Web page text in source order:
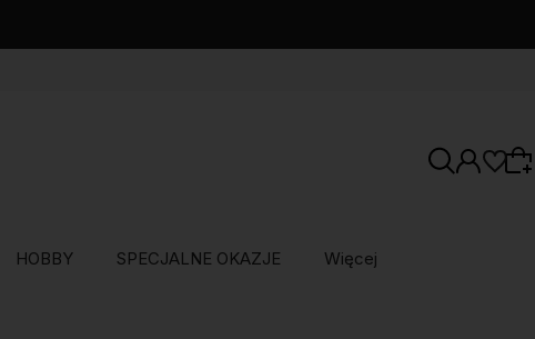
HOBBY SPECJALNE OKAZJE Więcej